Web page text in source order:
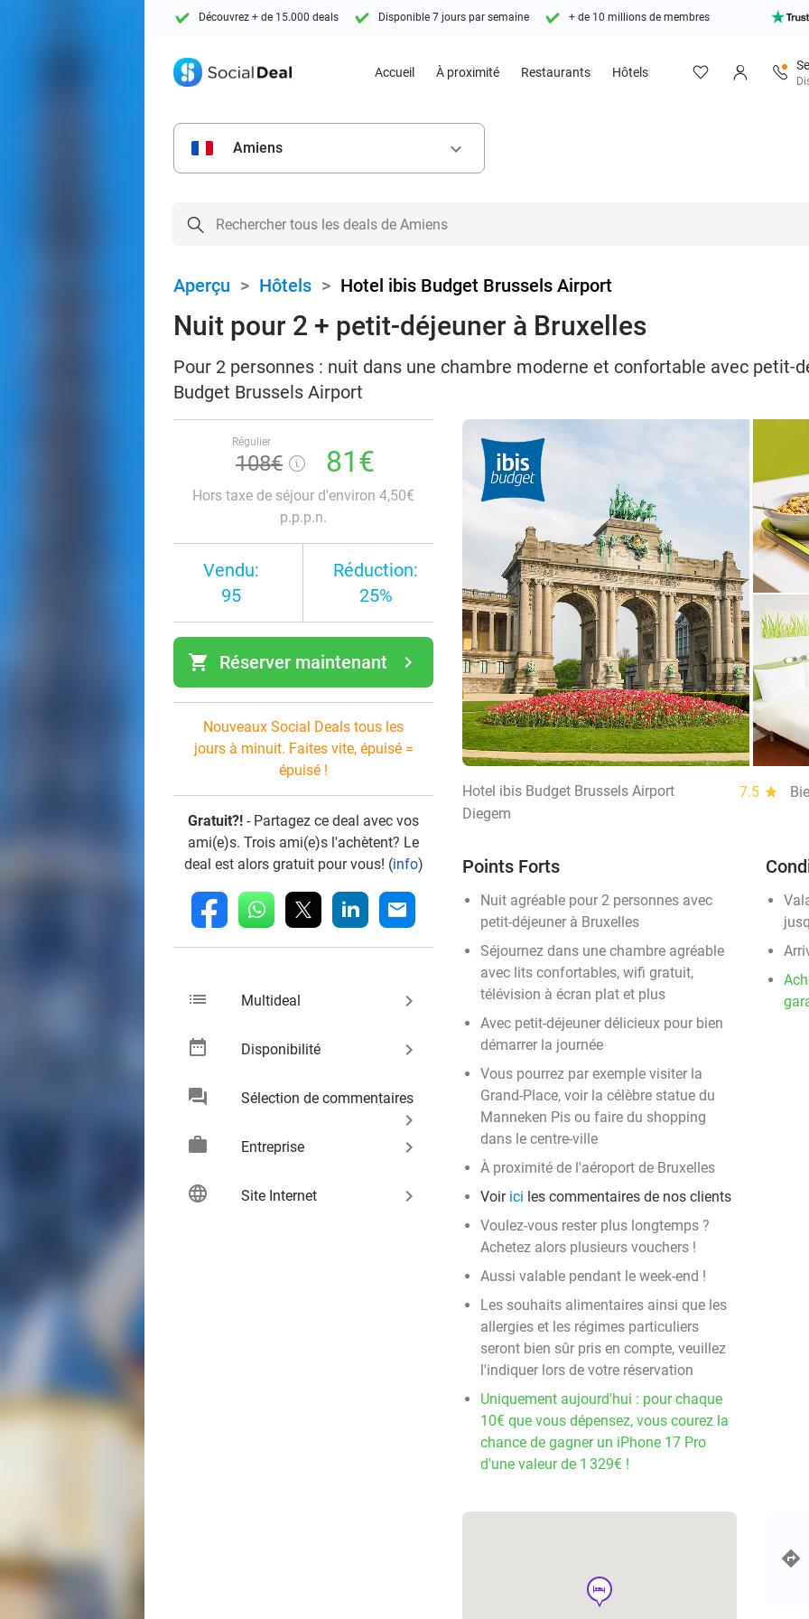
Découvrez + de 15.000 deals Disponible 7 jours par semaine + de 10 millions de membres
Accueil À proximité Restaurants Hôtels
Amiens keyboard_arrow_down
Aperçu > Hôtels > Hotel ibis Budget Brussels Airport
Nuit pour 2 + petit-déjeuner à Bruxelles
Pour 2 personnes : nuit dans une chambre moderne et confortable avec petit-
Budget Brussels Airport
Régulier
108€ 81€
Hors taxe de séjour d'environ 4,50€
p.p.p.n.
Vendu:
95
Réduction:
25%
shopping_cart navigate_next
Réserver maintenant
Nouveaux Social Deals tous les
jours à minuit. Faites vite, épuisé =
épuisé !
Gratuit?! - Partagez ce deal avec vos
ami(e)s. Trois ami(e)s l'achètent? Le
deal est alors gratuit pour vous! (info)
fb whatsapp linkedin mail
list Multideal keyboard_arrow_right
date_range Disponibilité keyboard_arrow_right
chat Sélection de commentaires
keyboard_arrow_right
work
Entreprise keyboard_arrow_right
language Site Internet keyboard_arrow_right
Hotel ibis Budget Brussels Airport 7.5 star
Diegem
Points Forts
Nuit agréable pour 2 personnes avec
petit-déjeuner à Bruxelles
Séjournez dans une chambre agréable
avec lits confortables, wifi gratuit,
télévision à écran plat et plus
Avec petit-déjeuner délicieux pour bien
démarrer la journée
Vous pourrez par exemple visiter la
Grand-Place, voir la célèbre statue du
Manneken Pis ou faire du shopping
dans le centre-ville
À proximité de l'aéroport de Bruxelles
Voir ici les commentaires de nos clients
Voulez-vous rester plus longtemps ?
Achetez alors plusieurs vouchers !
Aussi valable pendant le week-end !
Les souhaits alimentaires ainsi que les
allergies et les régimes particuliers
seront bien sûr pris en compte, veuillez
l'indiquer lors de votre réservation
Uniquement aujourd'hui : pour chaque
10€ que vous dépensez, vous courez la
chance de gagner un iPhone 17 Pro
d'une valeur de 1 329€ !
hotel